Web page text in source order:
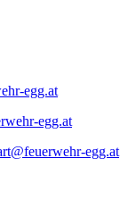
egg.at
egg.at
egg.at